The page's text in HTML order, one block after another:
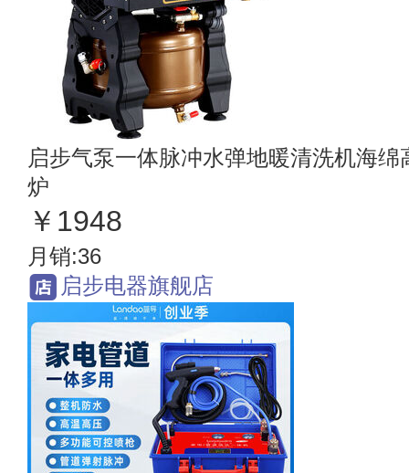
启步气泵一体脉冲水弹地暖清洗机海
炉
￥1948
月销:36
启步电器旗舰店